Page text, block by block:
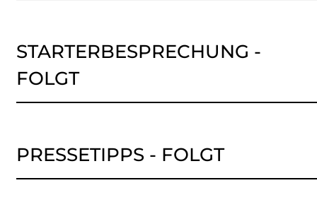
STARTERBESPRECHUNG -
FOLGT
PRESSETIPPS - FOLGT